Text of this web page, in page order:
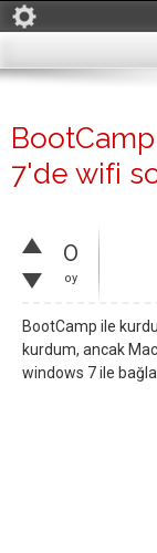
7'de wifi
0
oy
BootCamp ile
kurdum, ancak
windows 7 ile